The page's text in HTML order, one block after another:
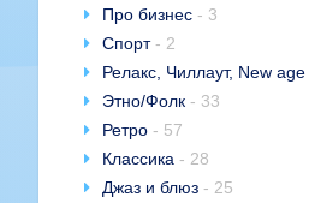
Про бизнес - 3
Спорт- 2
Релакс, Чиллаут, New age
Этно/Фолк - 33
Ретро - 57
Классика - 28
Джаз и блюз - 25